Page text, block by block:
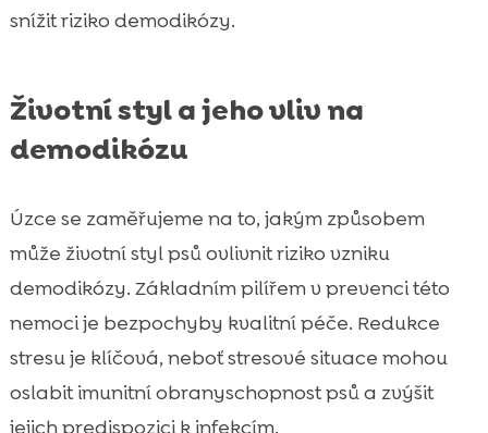
snížit riziko demodikózy.
Životní styl a jeho vliv na
demodikózu
Úzce se zaměřujeme na to, jakým způsobem
může životní styl psů ovlivnit riziko vzniku
demodikózy. Základním pilířem v prevenci této
nemoci je bezpochyby kvalitní péče. Redukce
stresu je klíčová, neboť stresové situace mohou
oslabit imunitní obranyschopnost psů a zvýšit
jejich predispozici k infekcím.